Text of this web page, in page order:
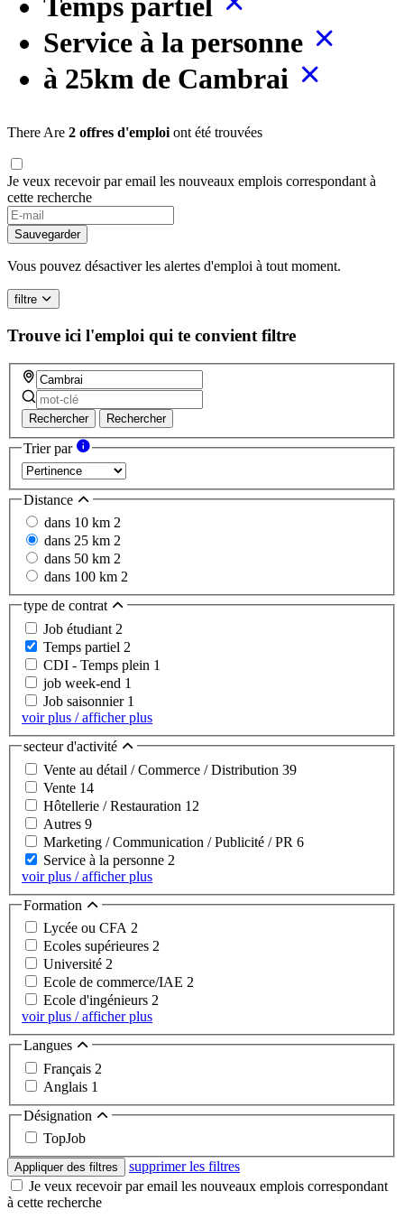
Service à la personne
à 25km de Cambrai
There Are 2 offres d'emploi ont été trouvées
Je veux recevoir par email les nouveaux emplois correspondant à
cette recherche
Sauvegarder
Vous pouvez désactiver les alertes d'emploi à tout moment.
filtre
Trouve ici l'emploi qui te convient filtre
Rechercher Rechercher
Trier par
Distance
dans 10 km 2
dans 25 km 2
dans 50 km 2
dans 100 km 2
type de contrat
Job étudiant 2
Temps partiel 2
CDI - Temps plein 1
job week-end 1
Job saisonnier 1
voir plus / afficher plus
secteur d'activité
Vente au détail / Commerce / Distribution 39
Vente 14
Hôtellerie / Restauration 12
Autres 9
Marketing / Communication / Publicité / PR 6
Service à la personne 2
voir plus / afficher plus
Formation
Lycée ou CFA 2
Ecoles supérieures 2
Université 2
Ecole de commerce/IAE 2
Ecole d'ingénieurs 2
voir plus / afficher plus
Langues
Français 2
Anglais 1
Désignation
TopJob
Appliquer des filtres
supprimer les filtres
Je veux recevoir par email les nouveaux emplois correspondant
à cette recherche